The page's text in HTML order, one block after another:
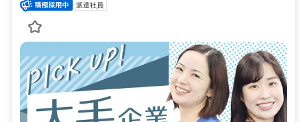
派遣社員